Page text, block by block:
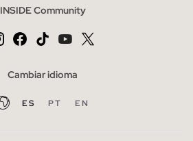
INSIDE Community
Cambiar idioma
ES PT EN